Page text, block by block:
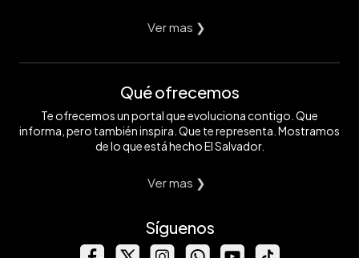
Ver mas ❯
Qué ofrecemos
Te ofrecemos un portal que evoluciona contigo. Que
informa, pero también inspira. Que te representa. Mostramos
de lo que está hecho El Salvador.
Ver mas ❯
Síguenos